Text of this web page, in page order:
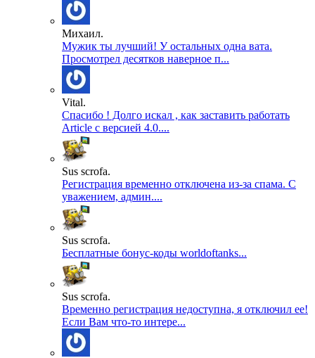
Михаил.
Мужик ты лучший! У остальных одна вата.
Просмотрел десятков наверное п...
Vital.
Спасибо ! Долго искал , как заставить работать
Article с версией 4.0....
Sus scrofa.
Регистрация временно отключена из-за спама. С
уважением, админ....
Sus scrofa.
Бесплатные бонус-коды worldoftanks...
Sus scrofa.
Временно регистрация недоступна, я отключил ее!
Если Вам что-то интере...